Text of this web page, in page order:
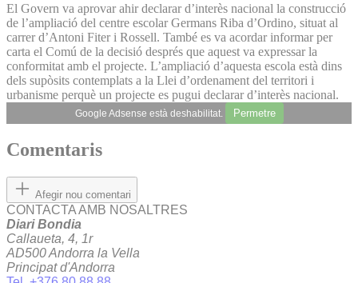
El Govern va aprovar ahir declarar d’interès nacional la construcció
de l’ampliació del centre escolar Germans Riba d’Ordino, situat al
carrer d’Antoni Fiter i Rossell. També es va acordar informar per
carta el Comú de la decisió després que aquest va expressar la
conformitat amb el projecte. L’ampliació d’aquesta escola està dins
dels supòsits contemplats a la Llei d’ordenament del territori i
urbanisme perquè un projecte es pugui declarar d’interès nacional.
Google Adsense està deshabilitat. Permetre
Comentaris
Afegir nou comentari
CONTACTA AMB NOSALTRES
Diari Bondia
Callaueta, 4, 1r
AD500 Andorra la Vella
Principat d'Andorra